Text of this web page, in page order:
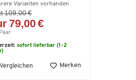
Varianten vorhanden
109,00 €
79,00 €
sofort lieferbar (1-2
Vergleichen Merken